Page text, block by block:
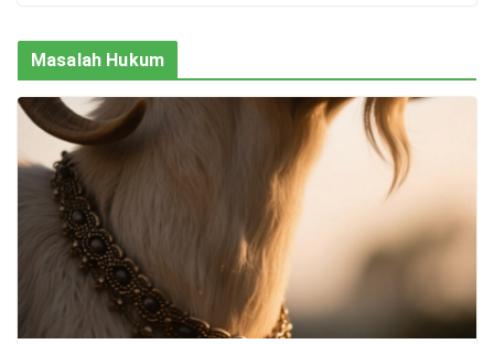
Masalah Hukum